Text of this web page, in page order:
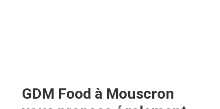
GDM Food à Mouscron